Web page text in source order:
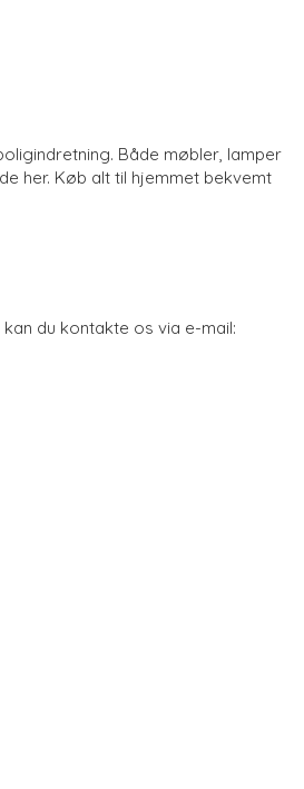
Både møbler, lamper
her. Køb alt til hjemmet bekvemt
du kontakte os via e-mail: